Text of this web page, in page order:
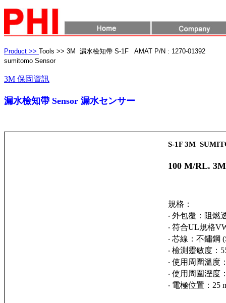
Product >> Tools >> 3M 漏水檢知帶 S-1F AMAT P/N : 1270-01392
sumitomo Sensor
3M 保固資訊
漏水檢知帶 Sensor 漏水センサー
S-1F 3M
100 M/RL. 3M
規格：
‧ 外包覆： 阻燃
‧ 符合UL規格
‧ 芯線：不鏽鋼
‧ 檢測靈敏度：
‧ 使用周圍溫
‧ 使用周圍溼度
‧ 電極位置：25